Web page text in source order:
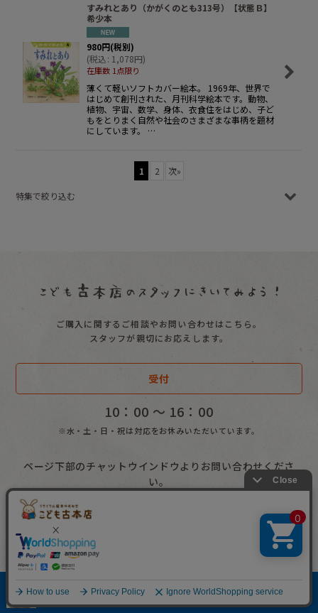
すみれとあり（かがくのとも313号）【状態Ｂ】
希少本
980円(税別)
(税込: 1,078円)
在庫数 1点限り
薄くて軽いソフトカバー絵本。 1969年、世界で
はじめて創刊された、月刊科学絵本です。動物、
植物、宇宙、数学、身体、衣食住をはじめ、子ど
もをとりまく自然や社会のさまざまな事柄を題材
にしています。 …
1 2 次»
特集で絞り込む
女の子向け
ロングセラー
たべものの本
のりものの本
虫の本
どうぶつの本
ご購入に関するご相談やお問い合わせはこちら。
スタッフが親切にお応えします。
受付
10：00 〜 16：00
※水・土・日・祝は対応をお休みいただいています。
ページ下部のチャットウインドウよりお問い合わせくださ
い。